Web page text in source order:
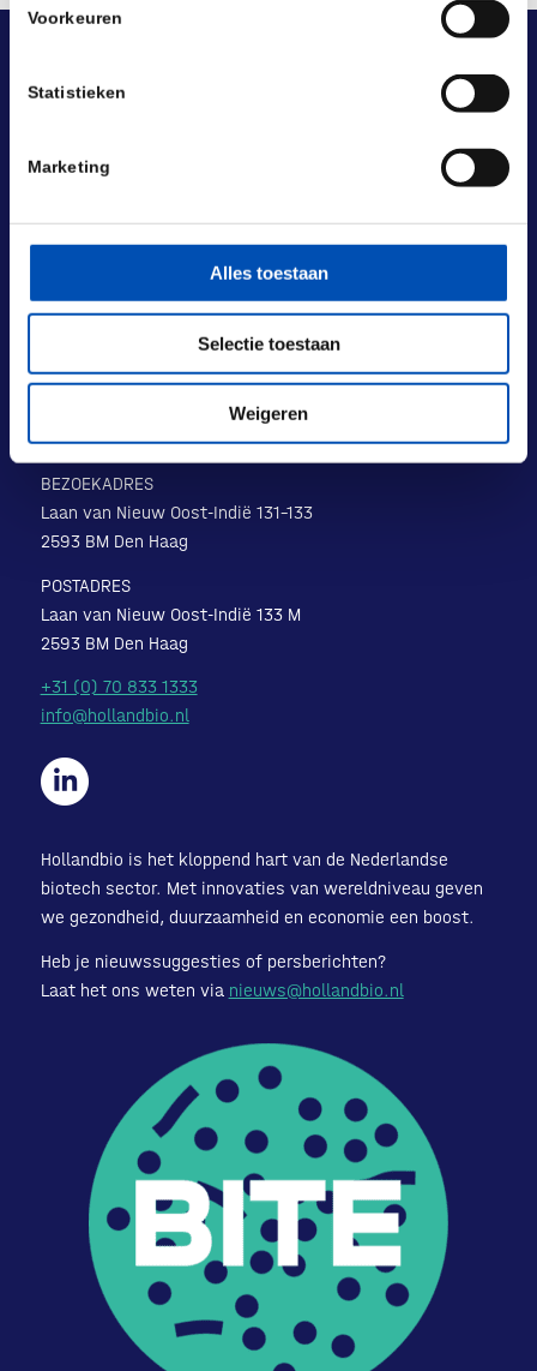
Voorkeuren
Statistieken
Marketing
Alles toestaan
Selectie toestaan
Weigeren
BEZOEKADRES
Laan van Nieuw Oost-Indië 131-133
2593 BM Den Haag
POSTADRES
Laan van Nieuw Oost-Indië 133 M
2593 BM Den Haag
+31 (0) 70 833 1333
info@hollandbio.nl
Hollandbio is het kloppend hart van de Nederlandse
biotech sector. Met innovaties van wereldniveau geven
we gezondheid, duurzaamheid en economie een boost.
Heb je nieuwssuggesties of persberichten?
Laat het ons weten via nieuws@hollandbio.nl